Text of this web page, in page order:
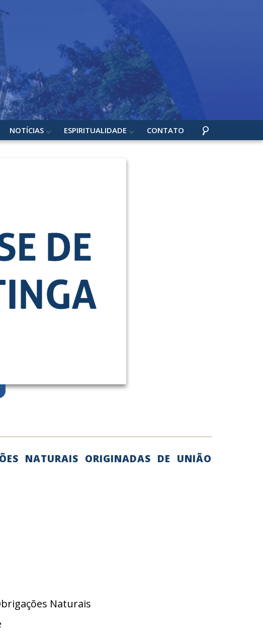
NOTÍCIAS ESPIRITUALIDADE CONTATO
NATURAIS ORIGINADAS DE UNIÃO
Naturais